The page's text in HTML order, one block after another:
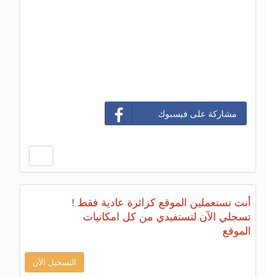
مشاركة على فيسبوك
أنت تستعملين الموقع كزائرة عادية فقط !
تسجلي الآن لتستفيدي من كل امكانيات
الموقع
التسجيل الآن